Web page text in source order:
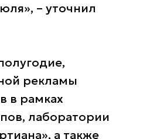
– уточнил
рекламы
в рамках
лаборатории
а также